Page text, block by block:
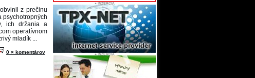
z prečinu
psychotropných
ich držania a
operatívnom
mladík ...
0 × komentárov